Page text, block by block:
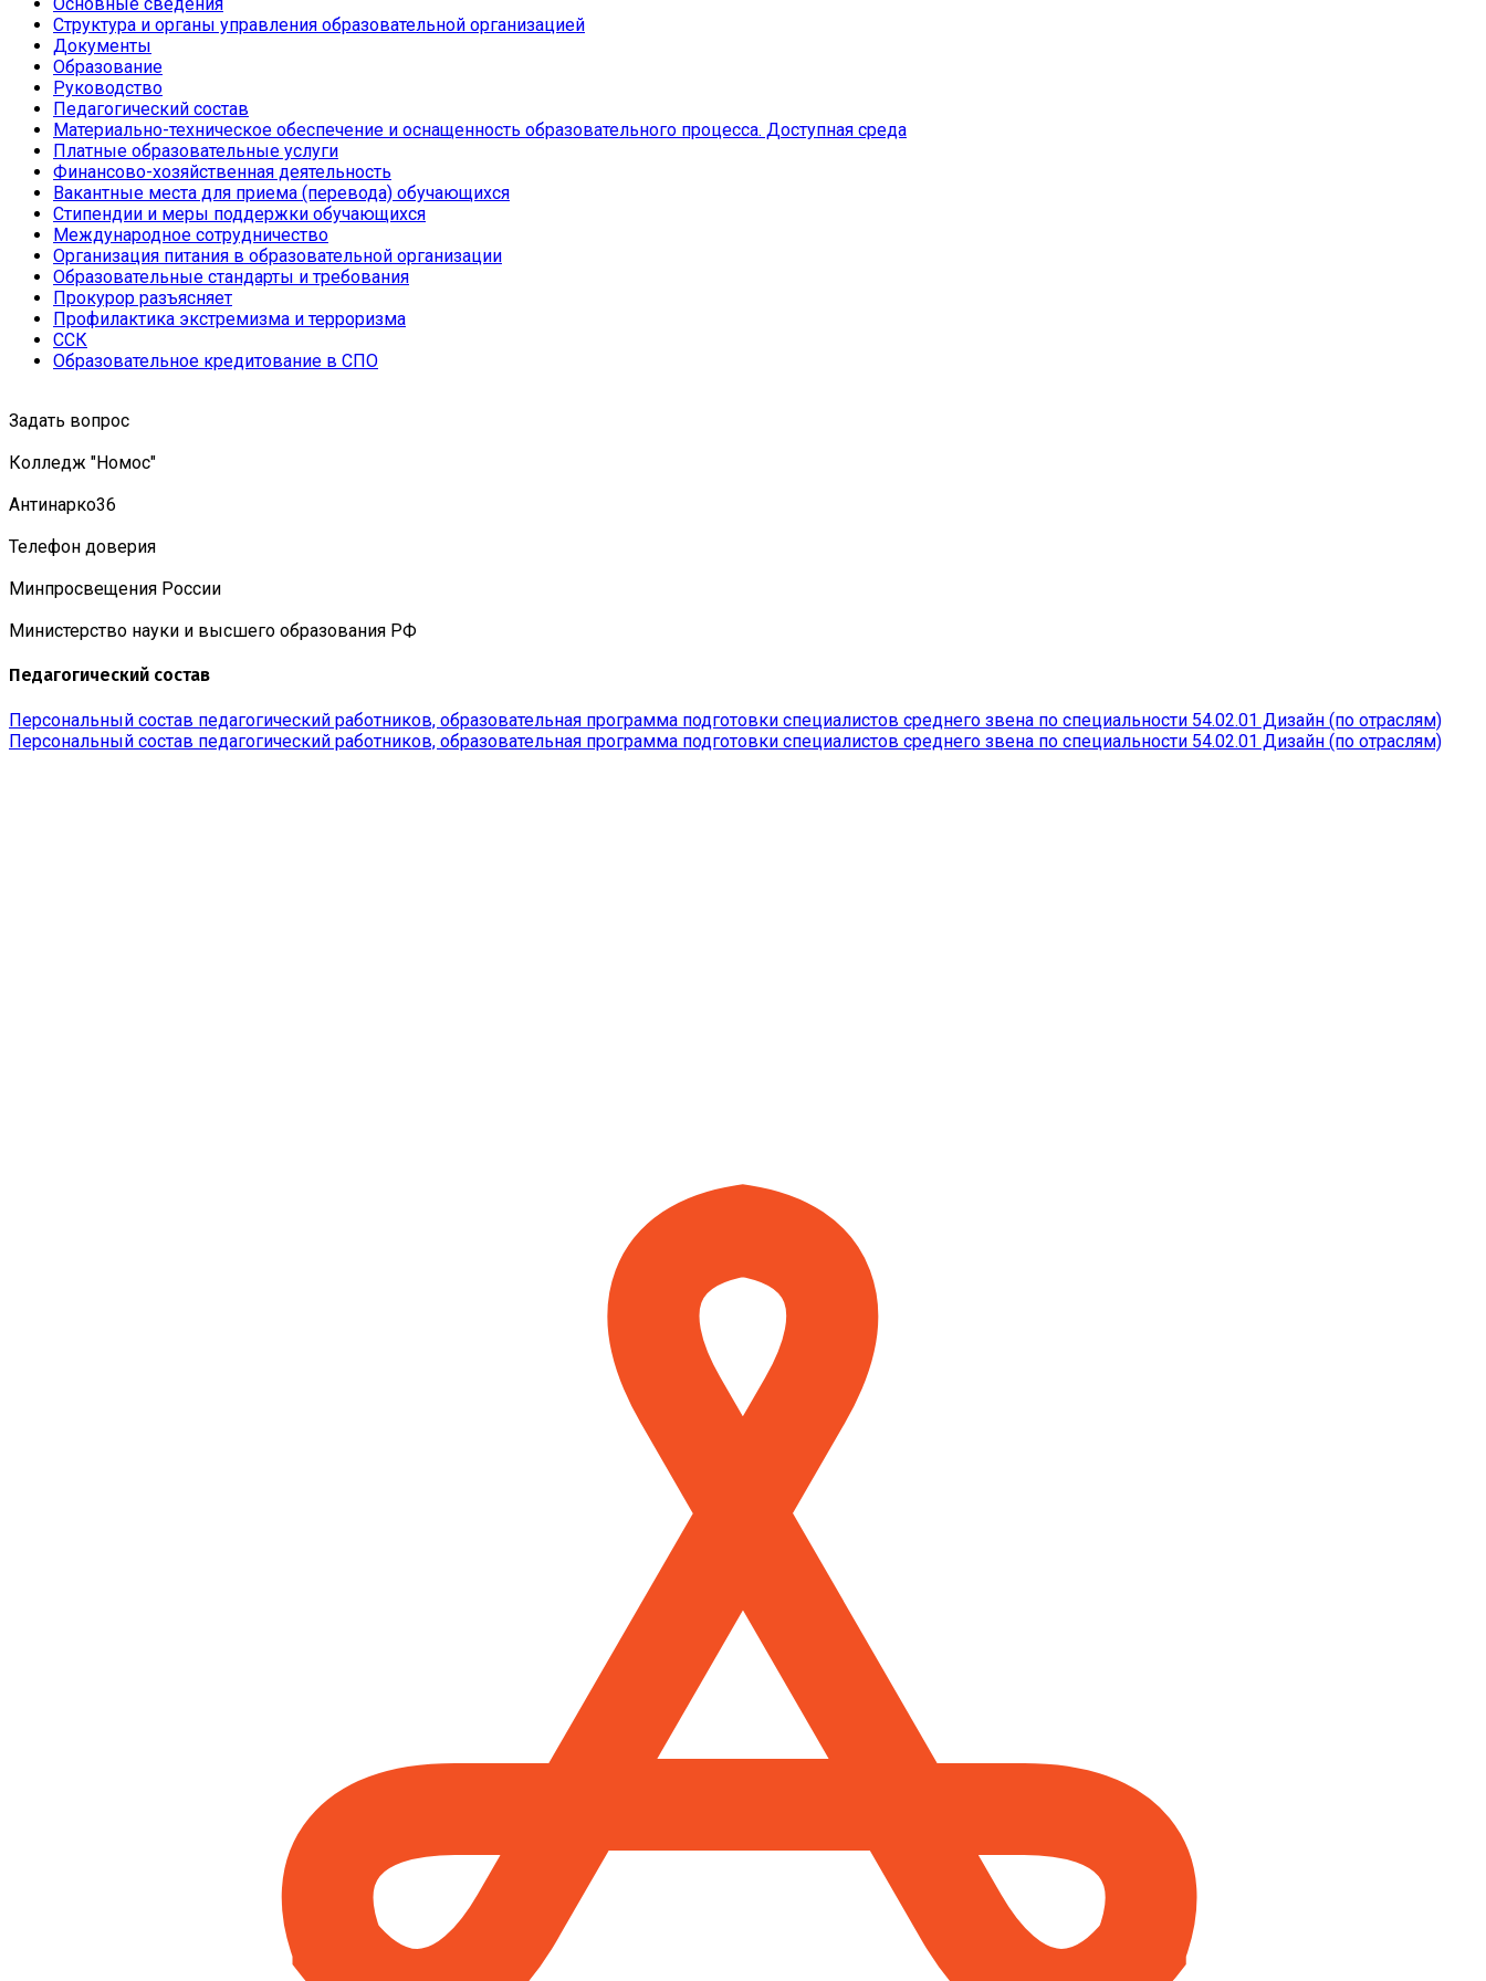
Структура и органы управления образовательной организацией
Документы
Образование
Руководство
Педагогический состав
Материально-техническое обеспечение и оснащенность образовательного процесса. Доступная среда
Платные образовательные услуги
Финансово-хозяйственная деятельность
Вакантные места для приема (перевода) обучающихся
Стипендии и меры поддержки обучающихся
Международное сотрудничество
Организация питания в образовательной организации
Образовательные стандарты и требования
Прокурор разъясняет
Профилактика экстремизма и терроризма
ССК
Образовательное кредитование в СПО
Задать вопрос
Колледж "Номос"
Антинарко36
Телефон доверия
Минпросвещения России
Министерство науки и высшего образования РФ
Педагогический состав
Персональный состав педагогический работников, образовательная программа подготовки специалистов среднего звена по специальности 54.02.01 Дизайн (по отраслям)
Персональный состав педагогический работников, образовательная программа подготовки специалистов среднего звена по специальности 54.02.01 Дизайн (по отраслям)